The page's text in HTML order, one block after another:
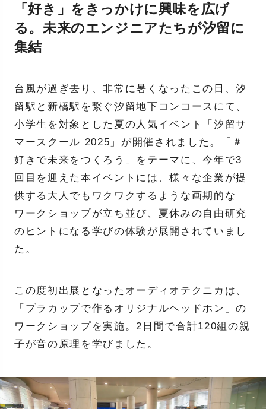
「好き」をきっかけに興味を広げ
る。未来のエンジニアたちが汐留に
集結
台風が過ぎ去り、非常に暑くなったこの日、汐
留駅と新橋駅を繋ぐ汐留地下コンコースにて、
小学生を対象とした夏の人気イベント「汐留サ
マースクール 2025」が開催されました。「＃
好きで未来をつくろう」をテーマに、今年で3
回目を迎えた本イベントには、様々な企業が提
供する大人でもワクワクするような画期的な
ワークショップが立ち並び、夏休みの自由研究
のヒントになる学びの体験が展開されていまし
た。
この度初出展となったオーディオテクニカは、
「プラカップで作るオリジナルヘッドホン」の
ワークショップを実施。2日間で合計120組の親
子が音の原理を学びました。